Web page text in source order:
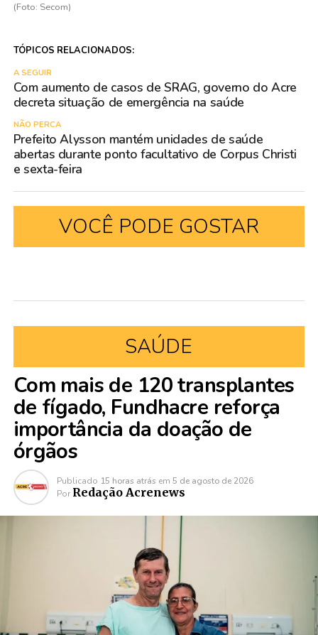
(Foto: Secom)
TÓPICOS RELACIONADOS:
A SEGUIR
Com aumento de casos de SRAG, governo do Acre
decreta situação de emergência na saúde
NÃO PERCA
Prefeito Alysson mantém unidades de saúde
abertas durante ponto facultativo de Corpus Christi
e sexta-feira
VOCÊ PODE GOSTAR
SAÚDE
Com mais de 120 transplantes
de fígado, Fundhacre reforça
importância da doação de
órgãos
Publicado 15 horas atrás em 5 de agosto de 2026
Por Redação Acrenews